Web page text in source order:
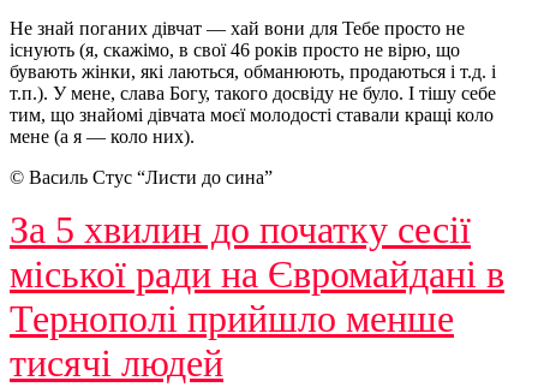
Не знай поганих дівчат — хай вони для Тебе просто не
існують (я, скажімо, в свої 46 років просто не вірю, що
бувають жінки, які лаються, обманюють, продаються і т.д. і
т.п.). У мене, слава Богу, такого досвіду не було. І тішу себе
тим, що знайомі дівчата моєї молодості ставали кращі коло
мене (а я — коло них).
© Василь Стус “Листи до сина”
За 5 хвилин до початку сесії
міської ради на Євромайдані в
Тернополі прийшло менше
тисячі людей